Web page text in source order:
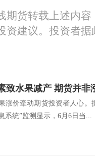
期货转载上述内
资建议。投资者
致水果减产 期货并非
涨价牵动期货投资者人心。
系统”监测显示，6月6日当...